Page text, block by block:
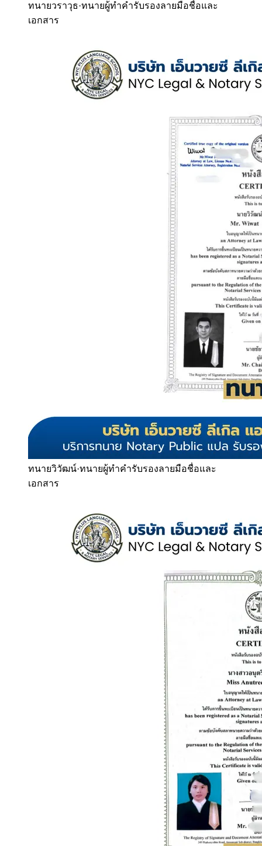
ทนายวราวุธ·ทนายผู้ทำคำรับรองลายมือชื่อและ
เอกสาร
ทนายวิวัฒน์·ทนายผู้ทำคำรับรองลายมือชื่อและ
เอกสาร